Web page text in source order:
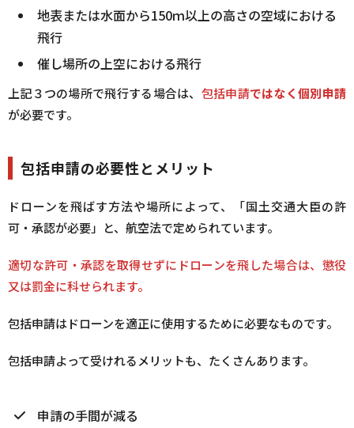
地表または水面から150ｍ以上の高さの空域における
飛行
催し場所の上空における飛行
上記３つの場所で飛行する場合は、 包括申請ではなく個別申請
が必要です。
包括申請の必要性とメリット
ドローンを飛ばす方法や場所によって、「国土交通大臣の許
可・承認が必要」と、航空法で定められています。
適切な許可・承認を取得せずにドローンを飛した場合は、懲役
又は罰金に科せられます。
包括申請はドローンを適正に使用するために必要なものです。
包括申請よって受けれるメリットも、たくさんあります。
申請の手間が減る